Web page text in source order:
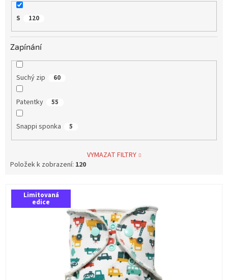
S 120
Zapínání
Suchý zip 60
Patentky 55
Snappi sponka 5
VYMAZAT FILTRY
Položek k zobrazení: 120
Limitovaná
edice